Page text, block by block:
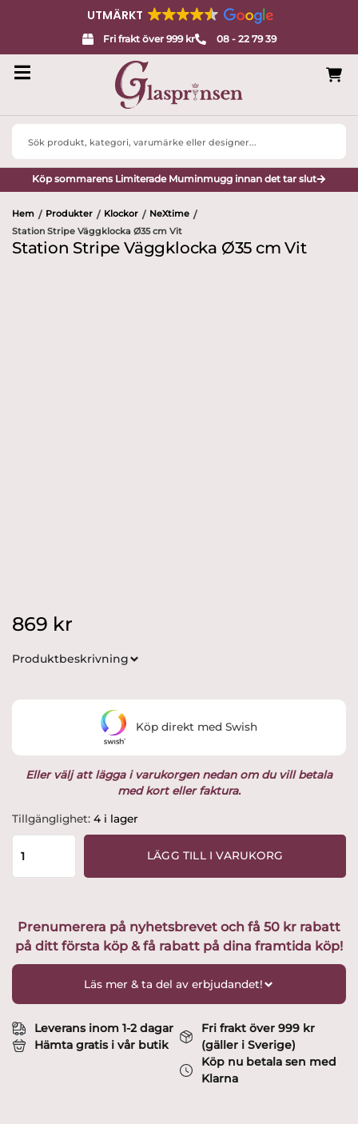
UTMÄRKT
Fri frakt över 999 kr 08 - 22 79 39
Search
Köp sommarens Limiterade Muminmugg innan det tar slut
Hem / Produkter / Klockor / NeXtime /
Station Stripe Väggklocka Ø35 cm Vit
Station Stripe Väggklocka Ø35 cm Vit
869 kr
Produktbeskrivning
Eller välj att lägga i varukorgen nedan om du vill betala
med kort eller faktura.
Tillgänglighet: 4 i lager
Station
Stripe
Väggklocka
LÄGG TILL I VARUKORG
Köp direkt med Swish
Prenumerera på nyhetsbrevet och få 50 kr rabatt
på ditt första köp & få rabatt på dina framtida köp!
Läs mer & ta del av erbjudandet!
Leverans inom 1-2 dagar
Hämta gratis i vår butik
Fri frakt över 999 kr
(gäller i Sverige)
Köp nu betala sen med
Klarna